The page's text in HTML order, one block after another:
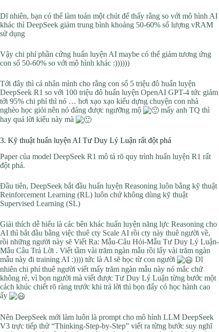
Dĩ nhiên, bạn có thể làm toán một chút để thấy rằng so với mô hình AI
khác thì DeepSeek giảm trung bình khoảng 50-60% số lượng vRAM
sử dụng
Vậy chi phí phần cứng huấn luyện AI maybe có thể giảm tương ứng
con số 50-60% so với mô hình khác :))))))
Tới đây thì cá nhân mình cho rằng con số 5 triệu đô huấn luyện
DeepSeek R1 so với 100 triệu đô huấn luyện OpenAI GPT-4 tức giảm
tới 95% chi phí thì nó … hơi xạo xạo kiểu dựng chuyện con nhà
nghèo học giỏi nên nó đáng được ngưỡng mộ
mấy anh TQ thì
hay quá lời kiểu này mà
3. Kỹ thuật huấn luyện AI Tư Duy Lý Luận rất đột phá
Paper của model DeepSeek R1 mô tả rõ quy trình huấn luyện R1 rất
đột phá.
Đầu tiên, DeepSeek bắt đầu huấn luyện Reasoning luôn bằng kỹ thuật
Reinforcement Learning (RL) luôn chứ không dùng kỹ thuật
Supervised Learning (SL)
Giải thích dễ hiểu là các bên khác huấn luyện năng lực Reasoning cho
AI thì bắt đầu bằng việc thuê cty Scale AI rồi cty này thuê người về,
rồi những người này sẽ Viết Ra: Mẫu-Câu Hỏi-Mẫu Tư Duy Lý Luận-
Mẫu Câu Trả Lời . Viết tầm vài trăm ngàn mẫu rồi lấy vài trăm ngàn
mẫu này đi training AI :)))) tức là AI sẽ học từ con người
Dĩ
nhiên chi phí thuê người viết mấy trăm ngàn mẫu này nó mắc chứ
không rẻ, vì bọn người mà viết được Tư Duy Lý Luận từng bước một
cách khúc chiết rõ ràng trước khi trả lời thì bọn đấy có học hành cao
ấy
Nên DeepSeek mới làm luôn là prompt cho mô hình LLM DeepSeek
V3 trực tiếp thử “Thinking-Step-by-Step” viết ra từng bước suy nghĩ